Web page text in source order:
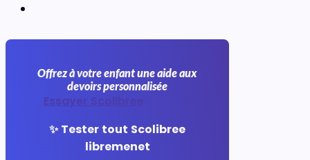
Offrez à votre enfant une aide aux
devoirs personnalisée
Essayer Scolibree
✨ Tester tout Scolibree
libremenet